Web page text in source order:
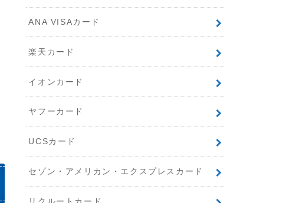
ANA VISAカード
楽天カード
イオンカード
ヤフーカード
UCSカード
セゾン・アメリカン・エクスプレスカード
リクルートカード